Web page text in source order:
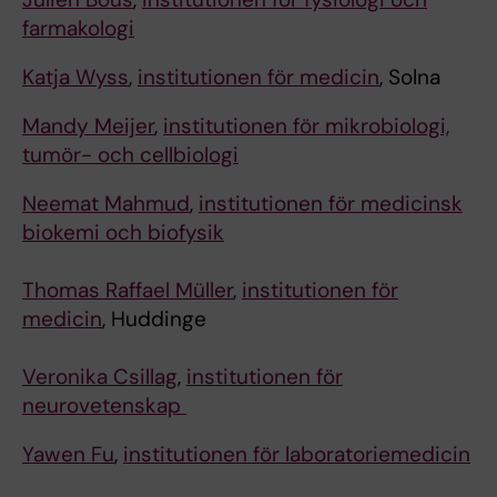
farmakologi
Katja Wyss, institutionen för medicin, Solna
Mandy Meijer, institutionen för mikrobiologi,
tumör- och cellbiologi
Neemat Mahmud, institutionen för medicinsk
biokemi och biofysik
Thomas Raffael Müller, institutionen för
medicin, Huddinge
Veronika Csillag, institutionen för
neurovetenskap
Yawen Fu, institutionen för laboratoriemedicin